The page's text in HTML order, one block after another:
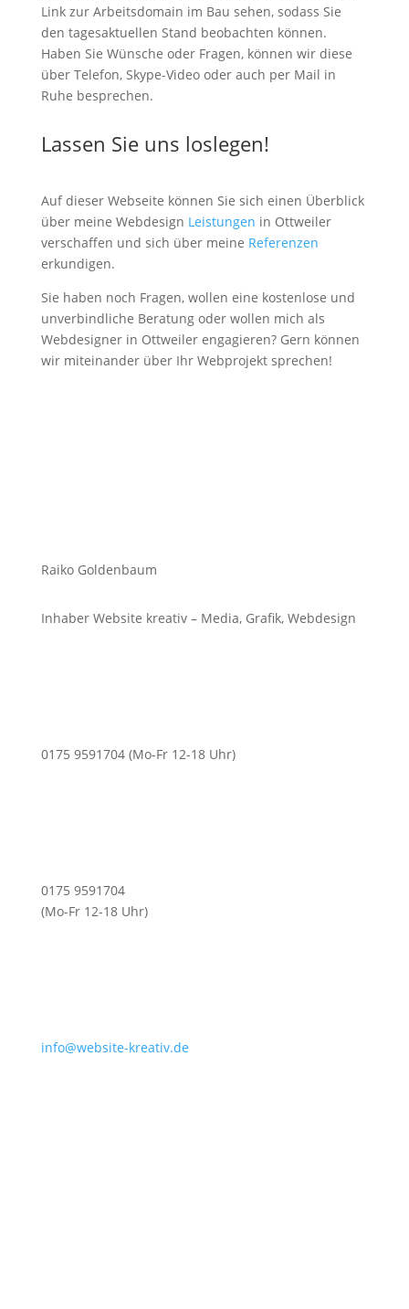
Link zur Arbeitsdomain im Bau sehen, sodass Sie
den tagesaktuellen Stand beobachten können.
Haben Sie Wünsche oder Fragen, können wir diese
über Telefon, Skype-Video oder auch per Mail in
Ruhe besprechen.
Lassen Sie uns loslegen!
Auf dieser Webseite können Sie sich einen Überblick
über meine Webdesign Leistungen in Ottweiler
verschaffen und sich über meine Referenzen
erkundigen.
Sie haben noch Fragen, wollen eine kostenlose und
unverbindliche Beratung oder wollen mich als
Webdesigner in Ottweiler engagieren? Gern können
wir miteinander über Ihr Webprojekt sprechen!
Raiko Goldenbaum
Inhaber Website kreativ – Media, Grafik, Webdesign
0175 9591704 (Mo-Fr 12-18 Uhr)
0175 9591704
(Mo-Fr 12-18 Uhr)
info@website-kreativ.de